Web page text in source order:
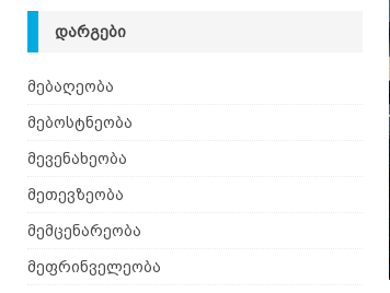
ᲓᲐᲠᲒᲔᲑᲘ
მებაღეობა
მებოსტნეობა
მევენახეობა
მეთევზეობა
მემცენარეობა
მეფრინველეობა